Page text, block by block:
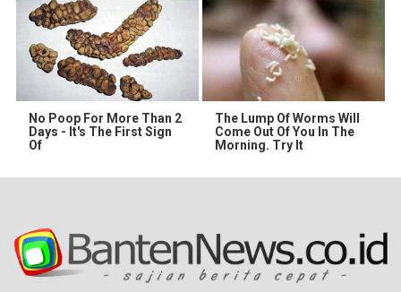
No Poop For More Than 2
Days - It's The First Sign
Of
The Lump Of Worms Will
Come Out Of You In The
Morning. Try It